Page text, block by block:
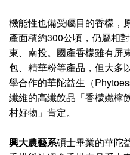
機能性也備受矚目的香檬，
產面積約300公頃，仍屬相
東、南投。國產香檬雖有屏
包、精華粉等產品，但大多
學合作的華陀益生（
纖維的高纖飲品「香檬孅檸
村好物」肯定。
興大農藝系碩士畢業的華陀